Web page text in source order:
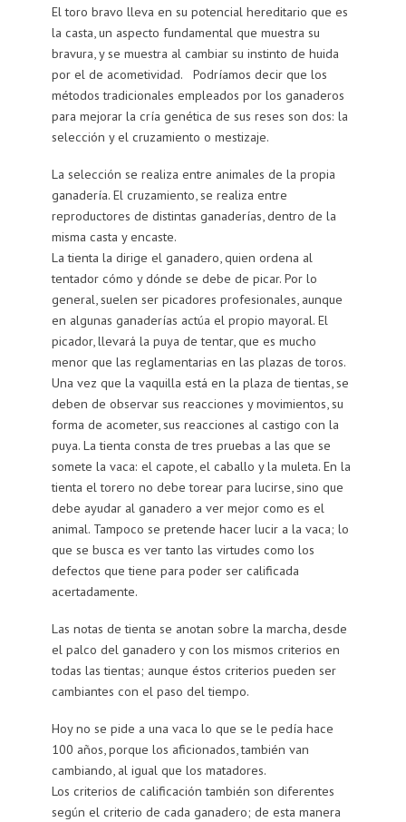
El toro bravo lleva en su potencial hereditario que es
la casta, un aspecto fundamental que muestra su
bravura, y se muestra al cambiar su instinto de huida
por el de acometividad. Podríamos decir que los
métodos tradicionales empleados por los ganaderos
para mejorar la cría genética de sus reses son dos: la
selección y el cruzamiento o mestizaje.
La selección se realiza entre animales de la propia
ganadería. El cruzamiento, se realiza entre
reproductores de distintas ganaderías, dentro de la
misma casta y encaste.
La tienta la dirige el ganadero, quien ordena al
tentador cómo y dónde se debe de picar. Por lo
general, suelen ser picadores profesionales, aunque
en algunas ganaderías actúa el propio mayoral. El
picador, llevará la puya de tentar, que es mucho
menor que las reglamentarias en las plazas de toros.
Una vez que la vaquilla está en la plaza de tientas, se
deben de observar sus reacciones y movimientos, su
forma de acometer, sus reacciones al castigo con la
puya. La tienta consta de tres pruebas a las que se
somete la vaca: el capote, el caballo y la muleta. En la
tienta el torero no debe torear para lucirse, sino que
debe ayudar al ganadero a ver mejor como es el
animal. Tampoco se pretende hacer lucir a la vaca; lo
que se busca es ver tanto las virtudes como los
defectos que tiene para poder ser calificada
acertadamente.
Las notas de tienta se anotan sobre la marcha, desde
el palco del ganadero y con los mismos criterios en
todas las tientas; aunque éstos criterios pueden ser
cambiantes con el paso del tiempo.
Hoy no se pide a una vaca lo que se le pedía hace
100 años, porque los aficionados, también van
cambiando, al igual que los matadores.
Los criterios de calificación también son diferentes
según el criterio de cada ganadero; de esta manera